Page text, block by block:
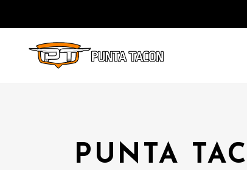
PUNTA